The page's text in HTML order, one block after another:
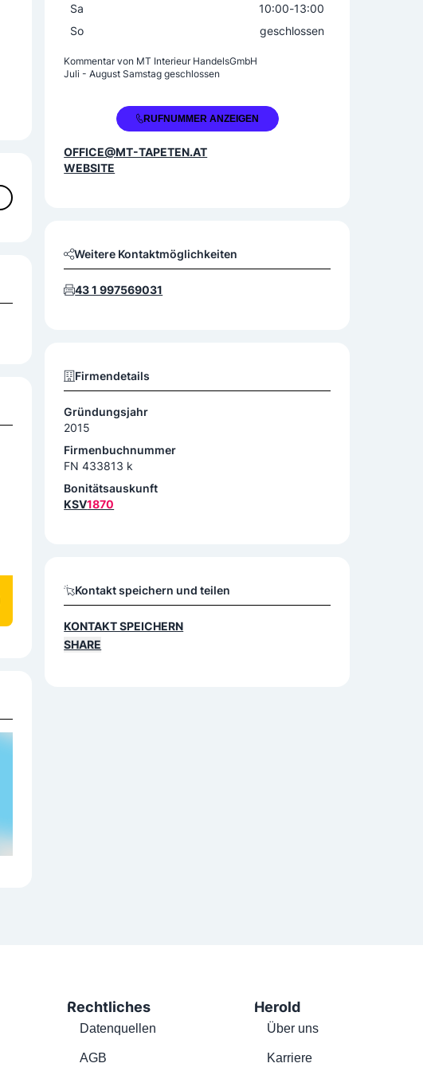
Sa
10:00-13:00
So
geschlossen
Kommentar von MT Interieur HandelsGmbH
Juli - August Samstag geschlossen
+43 1 9975690RUFNUMMER ANZEIGEN
OFFICE@MT-TAPETEN.AT
WEBSITE
Weitere Kontaktmöglichkeiten
43 1 997569031
Firmendetails
Gründungsjahr
2015
Firmenbuchnummer
FN 433813 k
Bonitätsauskunft
KSV1870
Kontakt speichern und teilen
KONTAKT SPEICHERN
SHARE
Rechtliches
Datenquellen
AGB
Herold
Über uns
Karriere